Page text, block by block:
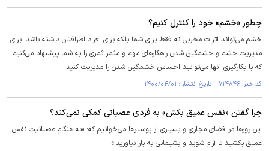
چطور «خشم» خود را کنترل کنیم؟
خشم می‌تواند اثرات مخربی نه فقط برای شما بلکه برای افراد اطرافتان داشته باشد. برای
مدیریت خشم و خشمگین شدن راهکارهای مهم و مثمر ثمری را به شما پیشنهاد می‌کنیم
که با بکارگیری آنها می‌توانید احساس خشمگین شدن را مدیریت کنید.
کد خبر: ۷۱۴۸۴۶ تاریخ انتشار : ۱۴۰۰/۰۴/۰۱
چرا گفتن «نفس عمیق بکش» به فردی عصبانی کمکی نمی‌کند؟
این روزها در فضای مجازی و بسیاری از پوسترها می‌خوانیم که: «به هنگام عصبانیت نفس
عمیق بکشید تا آرام شوید و پشیمانی به بار نیاورید.»